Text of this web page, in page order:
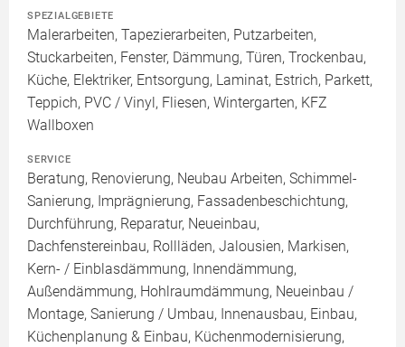
SPEZIALGEBIETE
Malerarbeiten, Tapezierarbeiten, Putzarbeiten,
Stuckarbeiten, Fenster, Dämmung, Türen, Trockenbau,
Küche, Elektriker, Entsorgung, Laminat, Estrich, Parkett,
Teppich, PVC / Vinyl, Fliesen, Wintergarten, KFZ
Wallboxen
SERVICE
Beratung, Renovierung, Neubau Arbeiten, Schimmel-
Sanierung, Imprägnierung, Fassadenbeschichtung,
Durchführung, Reparatur, Neueinbau,
Dachfenstereinbau, Rollläden, Jalousien, Markisen,
Kern- / Einblasdämmung, Innendämmung,
Außendämmung, Hohlraumdämmung, Neueinbau /
Montage, Sanierung / Umbau, Innenausbau, Einbau,
Küchenplanung & Einbau, Küchenmodernisierung,